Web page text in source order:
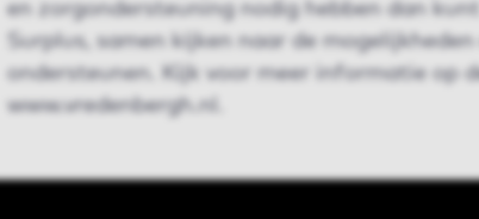
en zorgondersteuning nodig hebben dan
Surplus, samen kijken naar de
ondersteunen. Kijk voor meer informatie op
www.vredenbergh.nl.